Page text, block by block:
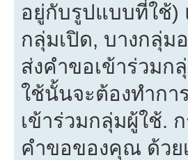
อยู่กับรูปแบบที่ใช้)
กลุ่มเปิด, บางกลุ่
ส่งคำขอเข้าร่วมก
ใช้นั้นจะต้องทำกา
เข้าร่วมกลุ่มผู้ใช้.
คำขอของคุณ ด้วย